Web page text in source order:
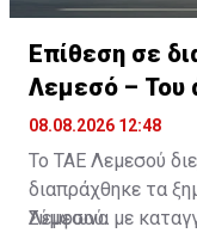
Επίθεση σε
Λεμεσό – Του
παραγγελία
08.08.2026 12:48
Το ΤΑΕ Λεμεσού
διαπράχθηκε τα
Λεμεσού.
Σύμφωνα με